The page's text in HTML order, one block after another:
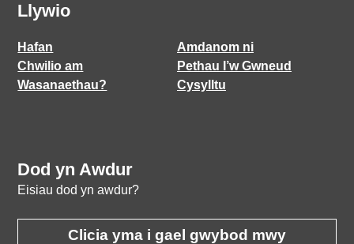
Llywio
Hafan
Amdanom ni
Chwilio am
Wasanaethau?
Pethau I’w Gwneud
Cysylltu
Dod yn Awdur
Eisiau dod yn awdur?
Clicia yma i gael gwybod mwy